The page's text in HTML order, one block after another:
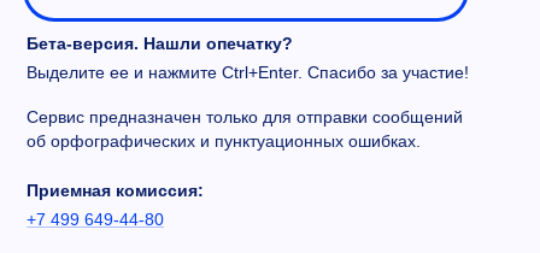
Бета-версия. Нашли опечатку?
Выделите ее и нажмите Ctrl+Enter. Спасибо за участие!
Сервис предназначен только для отправки сообщений
об орфографических и пунктуационных ошибках.
Приемная комиссия:
+7 499 649-44-80